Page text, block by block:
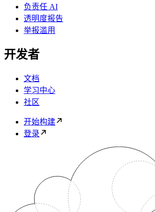
负责任 AI
透明度报告
举报滥用
开发者
文档
学习中心
社区
开始构建
登录